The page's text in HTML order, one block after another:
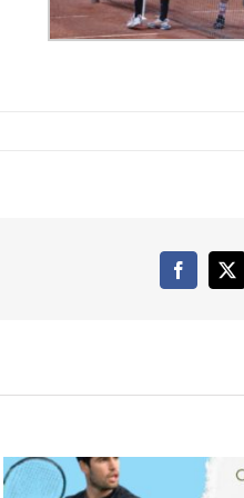
Facebook
X